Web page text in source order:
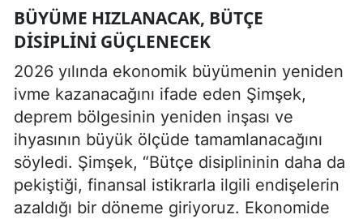
BÜYÜME HIZLANACAK, BÜTÇE
DISIPLINI GÜÇLENECEK
2026 yılında ekonomik büyümenin yeniden
ivme kazanacağını ifade eden Şimşek,
deprem bölgesinin yeniden inşası ve
ihyasının büyük ölçüde tamamlanacağını
söyledi. Şimşek, “Bütçe disiplininin daha da
pekiştiği, finansal istikrarla ilgili endişelerin
azaldığı bir döneme giriyoruz. Ekonomide